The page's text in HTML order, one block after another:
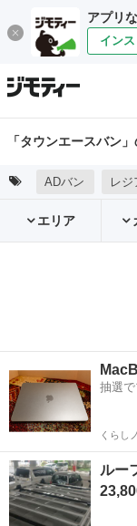
アプリ
イン
「タウンエースバン
ADバン レジ
エリア
抽選
くらし
ルー